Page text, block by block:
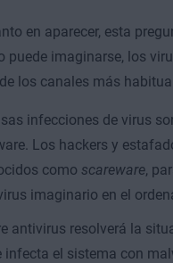
en aparecer, esta
imaginarse, los
los canales más
infecciones de virus
Los hackers y
como scareware,
imaginario en el
antivirus resolverá la
el sistema con